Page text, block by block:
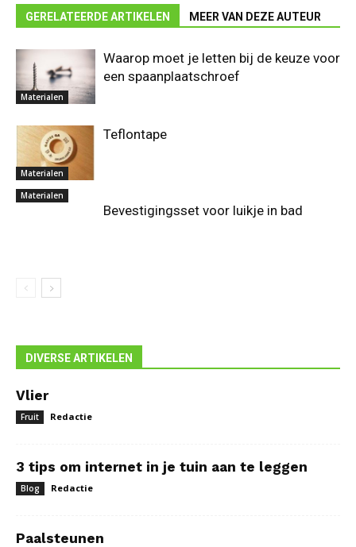
GERELATEERDE ARTIKELEN MEER VAN DEZE AUTEUR
Materialen
Waarop moet je letten bij de keuze voor
een spaanplaatschroef
Materialen
Teflontape
Materialen
Bevestigingsset voor luikje in bad
DIVERSE ARTIKELEN
Vlier
Fruit Redactie
3 tips om internet in je tuin aan te leggen
Blog Redactie
Paalsteunen